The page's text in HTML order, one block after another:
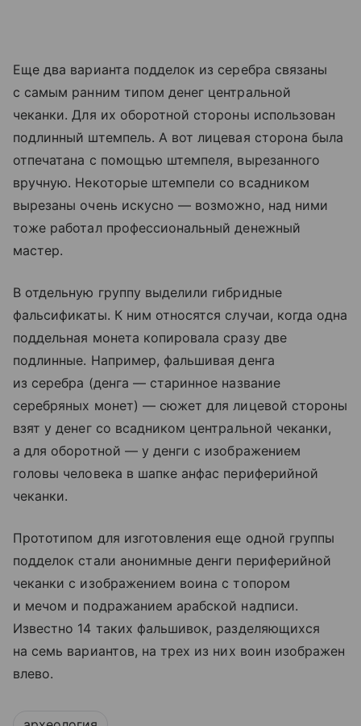
Еще два варианта подделок из серебра связаны
с самым ранним типом денег центральной
чеканки. Для их оборотной стороны использован
подлинный штемпель. А вот лицевая сторона была
отпечатана с помощью штемпеля, вырезанного
вручную. Некоторые штемпели со всадником
вырезаны очень искусно — возможно, над ними
тоже работал профессиональный денежный
мастер.
В отдельную группу выделили гибридные
фальсификаты. К ним относятся случаи, когда одна
поддельная монета копировала сразу две
подлинные. Например, фальшивая денга
из серебра (денга — старинное название
серебряных монет) — сюжет для лицевой стороны
взят у денег со всадником центральной чеканки,
а для оборотной — у денги с изображением
головы человека в шапке анфас периферийной
чеканки.
Прототипом для изготовления еще одной группы
подделок стали анонимные денги периферийной
чеканки с изображением воина с топором
и мечом и подражанием арабской надписи.
Известно 14 таких фальшивок, разделяющихся
на семь вариантов, на трех из них воин изображен
влево.